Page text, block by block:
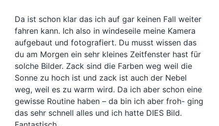
Da ist schon klar das ich auf gar keinen Fall weiter
fahren kann. Ich also in windeseile meine Kamera
aufgebaut und fotografiert. Du musst wissen das
du am Morgen ein sehr kleines Zeitfenster hast für
solche Bilder. Zack sind die Farben weg weil die
Sonne zu hoch ist und zack ist auch der Nebel
weg, weil es zu warm wird. Da ich aber schon eine
gewisse Routine haben – da bin ich aber froh- ging
das sehr schnell alles und ich hatte DIES Bild.